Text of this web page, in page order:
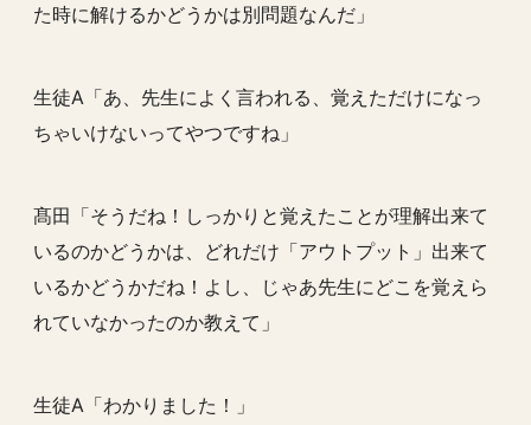
た時に解けるかどうかは別問題なんだ」
生徒A「あ、先生によく言われる、覚えただけになっ
ちゃいけないってやつですね」
髙田「そうだね！しっかりと覚えたことが理解出来て
いるのかどうかは、どれだけ「アウトプット 」出来て
いるかどうかだね！よし、じゃあ先生にどこを覚えら
れていなかったのか教えて 」
生徒A「わかりました！」